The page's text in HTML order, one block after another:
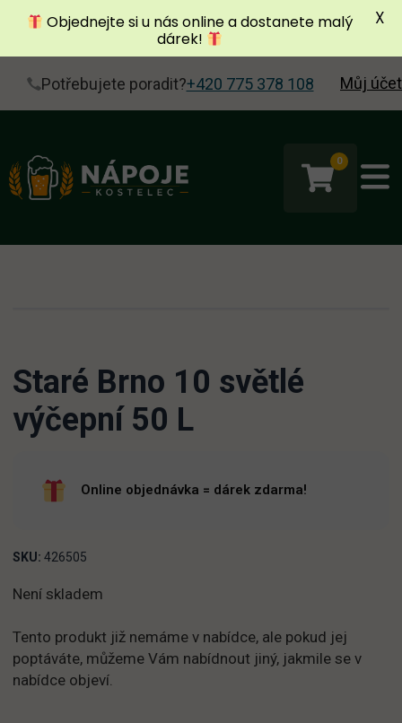
Potřebujete poradit?+420 775 378 108 Můj účet
0
Staré Brno 10 světlé
výčepní 50 L
Online objednávka = dárek zdarma!
SKU: 426505
Není skladem
Tento produkt již nemáme v nabídce, ale pokud jej
poptáváte, můžeme Vám nabídnout jiný, jakmile se v
nabídce objeví.
Objednejte si u nás online a dostanete malý
dárek!
X